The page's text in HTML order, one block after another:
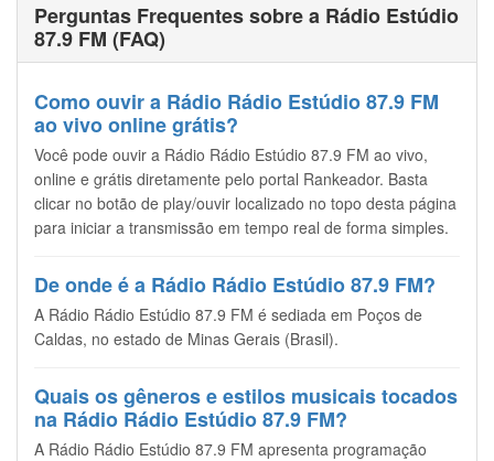
Perguntas Frequentes sobre a Rádio Estúdio
87.9 FM (FAQ)
Como ouvir a Rádio Rádio Estúdio 87.9 FM
ao vivo online grátis?
Você pode ouvir a Rádio Rádio Estúdio 87.9 FM ao vivo,
online e grátis diretamente pelo portal Rankeador. Basta
clicar no botão de play/ouvir localizado no topo desta página
para iniciar a transmissão em tempo real de forma simples.
De onde é a Rádio Rádio Estúdio 87.9 FM?
A Rádio Rádio Estúdio 87.9 FM é sediada em Poços de
Caldas, no estado de Minas Gerais (Brasil).
Quais os gêneros e estilos musicais tocados
na Rádio Rádio Estúdio 87.9 FM?
A Rádio Rádio Estúdio 87.9 FM apresenta programação